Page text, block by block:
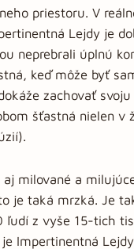
priestoru. V
Lejdy je
neprebrali úplnú
keď môže byť
zachovať
šťastná nielen
milované a
je taká mrzká. Je
z vyše 15-tich
Impertinentná